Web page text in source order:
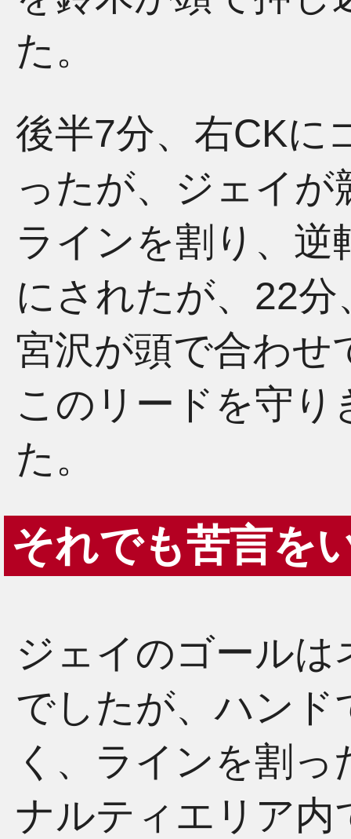
た。
後半7分、右CKに
ったが、ジェイ
ラインを割り、逆
にされたが、22
宮沢が頭で合わせ
このリードを守
た。
それでも苦言を
ジェイのゴール
でしたが、ハン
く、ラインを割
ナルティエリア内